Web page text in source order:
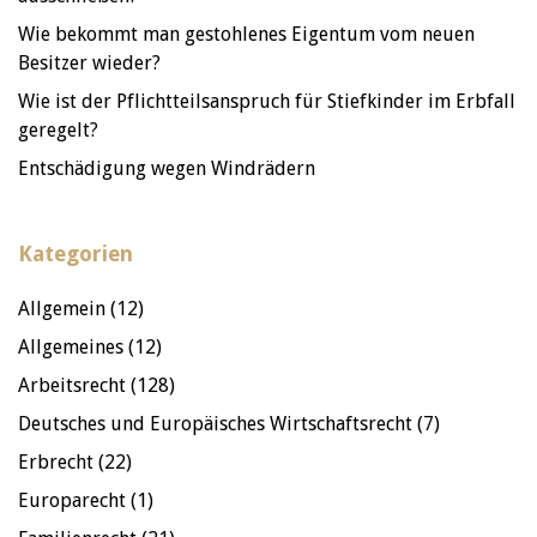
Wie bekommt man gestohlenes Eigentum vom neuen
Besitzer wieder?
Wie ist der Pflichtteilsanspruch für Stiefkinder im Erbfall
geregelt?
Entschädigung wegen Windrädern
Kategorien
Allgemein (12)
Allgemeines (12)
Arbeitsrecht (128)
Deutsches und Europäisches Wirtschaftsrecht (7)
Erbrecht (22)
Europarecht (1)